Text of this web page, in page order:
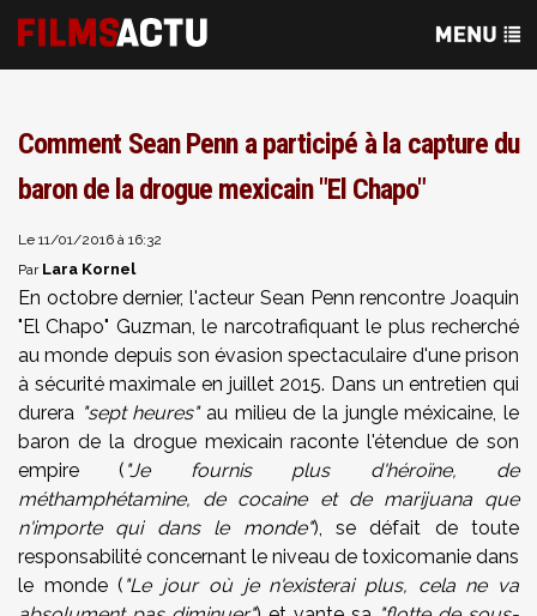
Comment Sean Penn a participé à la capture du
baron de la drogue mexicain "El Chapo"
Le 11/01/2016 à 16:32
Par Lara Kornel
En octobre dernier, l'acteur Sean Penn rencontre Joaquin
"El Chapo" Guzman, le narcotrafiquant le plus recherché
au monde depuis son évasion spectaculaire d'une prison
à sécurité maximale en juillet 2015. Dans un entretien qui
durera "sept heures"au milieu de la jungle méxicaine, le
baron de la drogue mexicain raconte l'étendue de son
empire ( "Je fournis plus d'héroïne, de
méthamphétamine, de cocaine et de marijuana que
n'importe qui dans le monde"), se défait de toute
responsabilité concernant le niveau de toxicomanie dans
le monde ( "Le jour où je n'existerai plus, cela ne va